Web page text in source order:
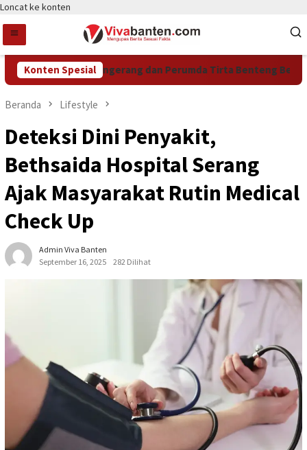
Loncat ke konten
Konten Spesial
RI, Pemkot Tangerang dan Perumda Tirta Benteng Beri
Beranda Lifestyle
Deteksi Dini Penyakit,
Bethsaida Hospital Serang
Ajak Masyarakat Rutin Medical
Check Up
Admin Viva Banten
September 16, 2025
282 Dilihat